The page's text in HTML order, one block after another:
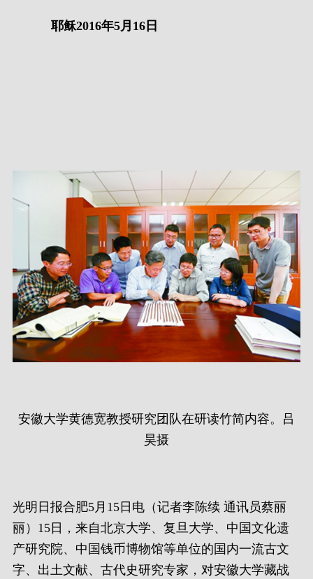
耶稣2016年5月16日
安徽大学黄德宽教授研究团队在研读竹简内容。吕
昊摄
光明日报合肥5月15日电（记者李陈续 通讯员蔡丽
丽）15日，来自北京大学、复旦大学、中国文化遗
产研究院、中国钱币博物馆等单位的国内一流古文
字、出土文献、古代史研究专家，对安徽大学藏战